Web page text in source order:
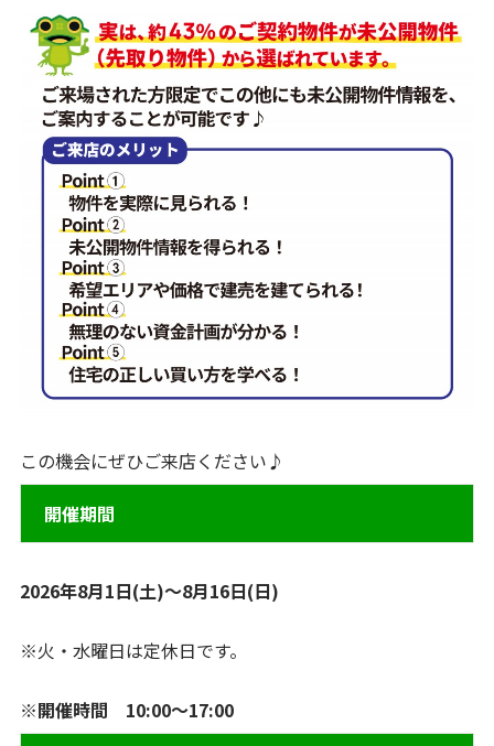
この機会にぜひご来店ください♪
開催期間
2026年8月1日(土)～8月16日(日)
※火・水曜日は定休日です。
※開催時間 10:00～17:00